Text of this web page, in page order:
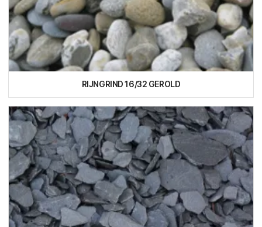
RIJNGRIND 16/32 GEROLD